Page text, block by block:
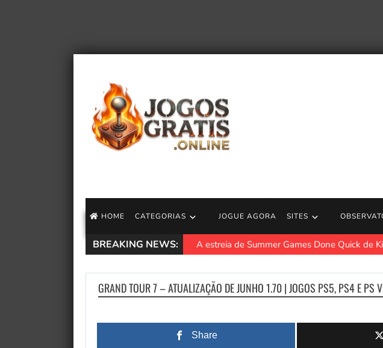
HOME CATEGORIAS JOGUE AGORA SITES
BREAKING NEWS: A estreia de Summer Games Done Quick de
GRAND TOUR 7 – ATUALIZAÇÃO DE JUNHO 1.70 | JOGOS PS5, PS4 E PS
Share